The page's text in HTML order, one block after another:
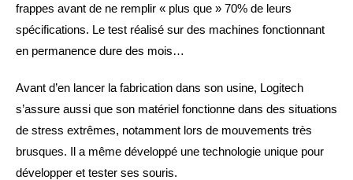
frappes avant de ne remplir « plus que » 70% de leurs
spécifications. Le test réalisé sur des machines fonctionnant
en permanence dure des mois…
Avant d’en lancer la fabrication dans son usine, Logitech
s’assure aussi que son matériel fonctionne dans des situations
de stress extrêmes, notamment lors de mouvements très
brusques. Il a même développé une technologie unique pour
développer et tester ses souris.